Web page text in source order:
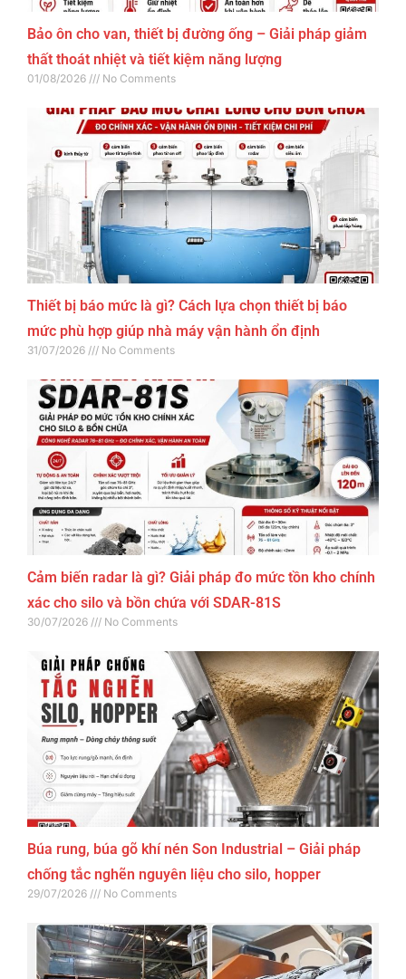
Bảo ôn cho van, thiết bị đường ống – Giải pháp giảm
thất thoát nhiệt và tiết kiệm năng lượng
01/08/2026 No Comments
Thiết bị báo mức là gì? Cách lựa chọn thiết bị báo
mức phù hợp giúp nhà máy vận hành ổn định
31/07/2026 No Comments
Cảm biến radar là gì? Giải pháp đo mức tồn kho chính
xác cho silo và bồn chứa với SDAR-81S
30/07/2026 No Comments
Búa rung, búa gõ khí nén Son Industrial – Giải pháp
chống tắc nghẽn nguyên liệu cho silo, hopper
29/07/2026 No Comments